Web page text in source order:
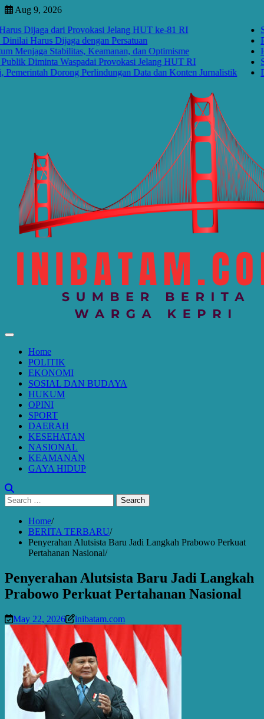
Skip
content
Aug 9, 2026
dari Provokasi Jelang HUT ke-81 RI
Dijaga dengan Persatuan
Stabilitas, Keamanan, dan Optimisme
Waspadai Provokasi Jelang HUT RI
Dorong Perlindungan Data dan Konten Jurnalistik
HUT
Home
POLITIK
EKONOMI
SOSIAL DAN BUDAYA
HUKUM
OPINI
SPORT
DAERAH
KESEHATAN
NASIONAL
KEAMANAN
GAYA HIDUP
Search
for:
Home
BERITA TERBARU
Penyerahan Alutsista Baru Jadi Langkah Prabowo Perkuat
Pertahanan Nasional
Penyerahan Alutsista Baru Jadi Langkah
Prabowo Perkuat Pertahanan Nasional
May 22, 2026 inibatam.com